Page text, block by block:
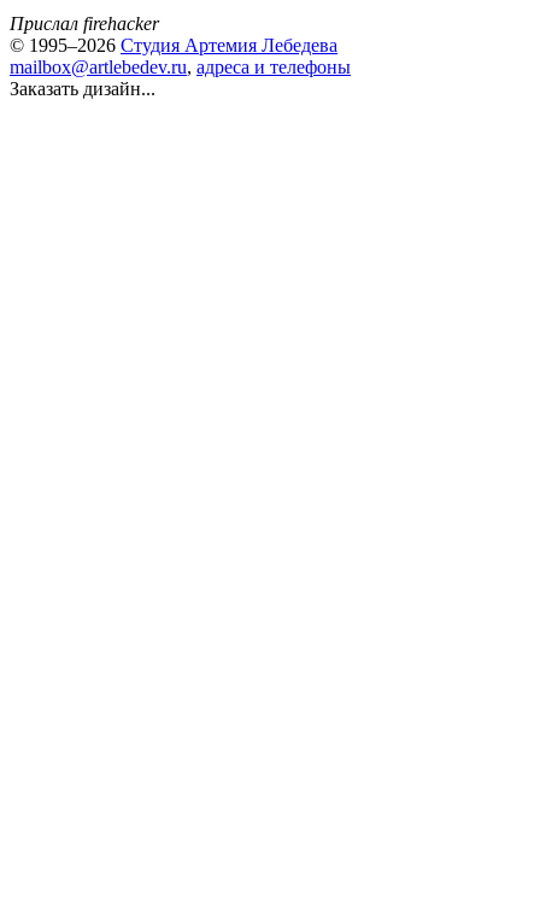
Прислал firehacker
© 1995–2026 Студия Артемия Лебедева
mailbox@artlebedev.ru, адреса и телефоны
Заказать дизайн...